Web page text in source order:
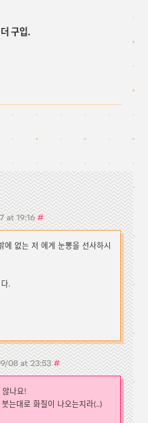
구입.
at 19:16#
없는 저 에게 눈뽕을 선사하시
.
08 at 23:53#
나요!
는대로 화질이 나오는지라(..)